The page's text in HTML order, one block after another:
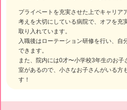
プライベートを充実させた上でキャリア
考えを大切にしている病院で、オフを充
取り入れています。
入職後はローテーション研修を行い、自
できます。
また、院内には0才〜小学校3年生のお
室があるので、小さなお子さんがいる方
す！